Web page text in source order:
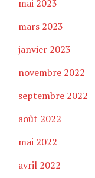
mai 2023
mars 2023
janvier 2023
novembre 2022
septembre 2022
août 2022
mai 2022
avril 2022